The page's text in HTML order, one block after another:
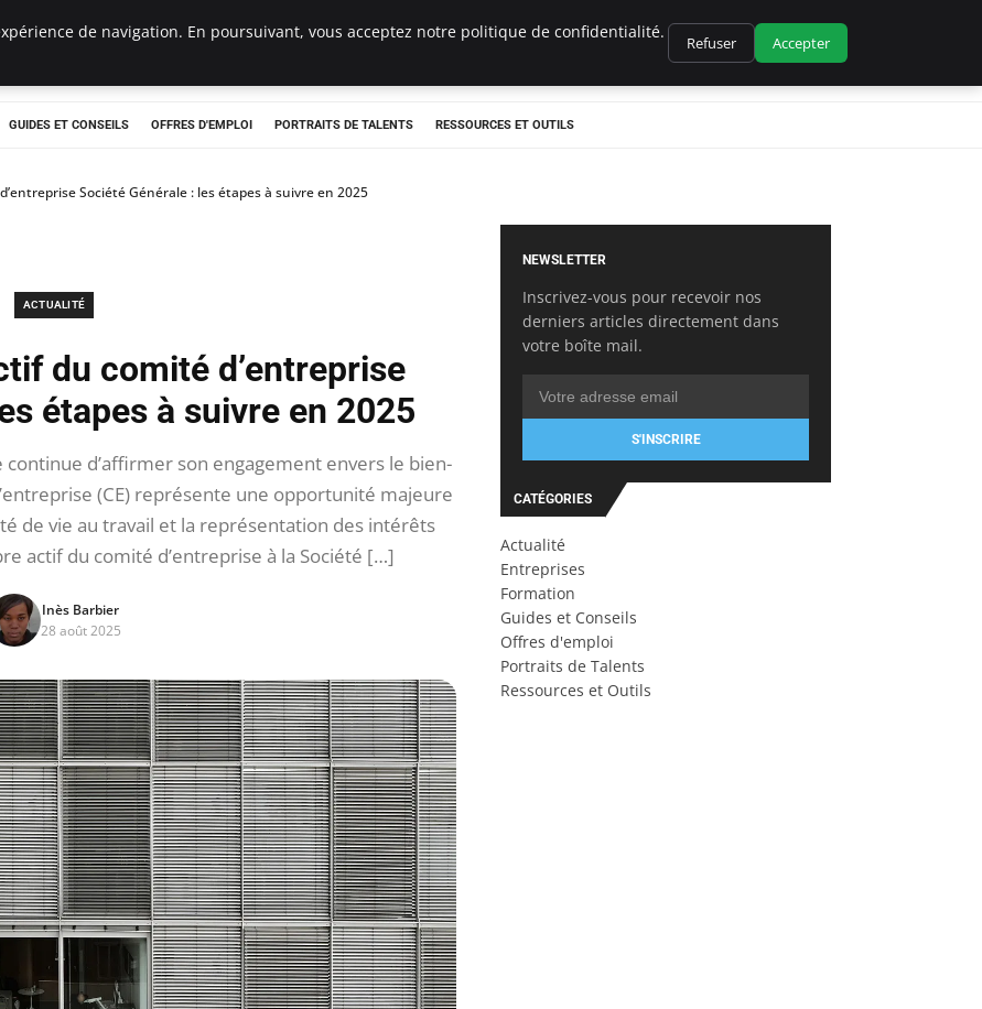
GUIDES ET CONSEILS OFFRES D'EMPLOI PORTRAITS DE TALENTS RESSOURCES ET OUTILS
Société Générale : les étapes à suivre en 2025
ACTUALITÉ
du comité d’entreprise
étapes à suivre en 2025
d’affirmer son engagement envers le bien-
(CE) représente une opportunité majeure
de vie au travail et la représentation des intérêts
actif du comité d’entreprise à la Société […]
Inès Barbier
28 août 2025
NEWSLETTER
Inscrivez-vous pour recevoir nos
derniers articles directement dans
votre boîte mail.
S'INSCRIRE
CATÉGORIES
Actualité
Entreprises
Formation
Guides et Conseils
Offres d'emploi
Portraits de Talents
Ressources et Outils
de navigation. En poursuivant, vous acceptez notre politique de confidentialité.
Refuser Accepter